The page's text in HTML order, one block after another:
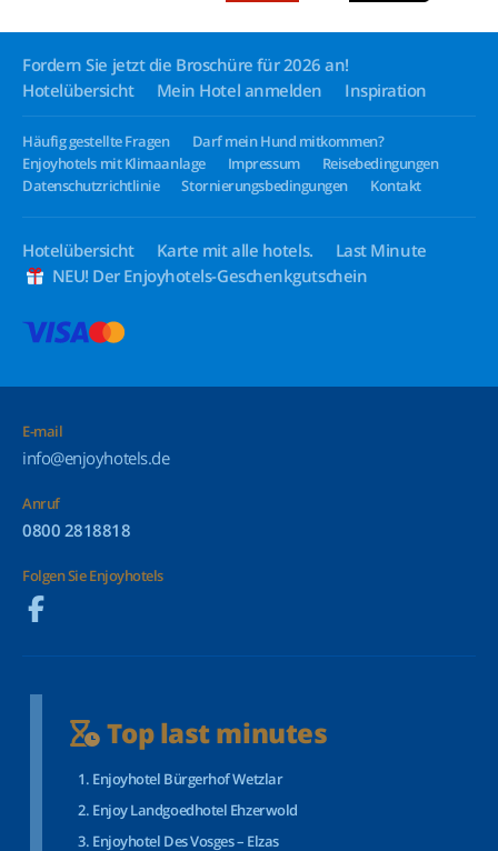
Fordern Sie jetzt die Broschüre für 2026 an!
Hotelübersicht
Mein Hotel anmelden Inspiration
Häufig gestellte Fragen
Darf mein Hund mitkommen?
Enjoyhotels mit Klimaanlage
Impressum
Reisebedingungen
Datenschutzrichtlinie
Stornierungsbedingungen Kontakt
Hotelübersicht Karte mit alle hotels.
Last Minute
NEU! Der Enjoyhotels-Geschenkgutschein
E-mail
info@enjoyhotels.de
Anruf
0800 2818818
Folgen Sie Enjoyhotels
Top last minutes
Enjoyhotel Bürgerhof Wetzlar
Enjoy Landgoedhotel Ehzerwold
Enjoyhotel Des Vosges – Elzas